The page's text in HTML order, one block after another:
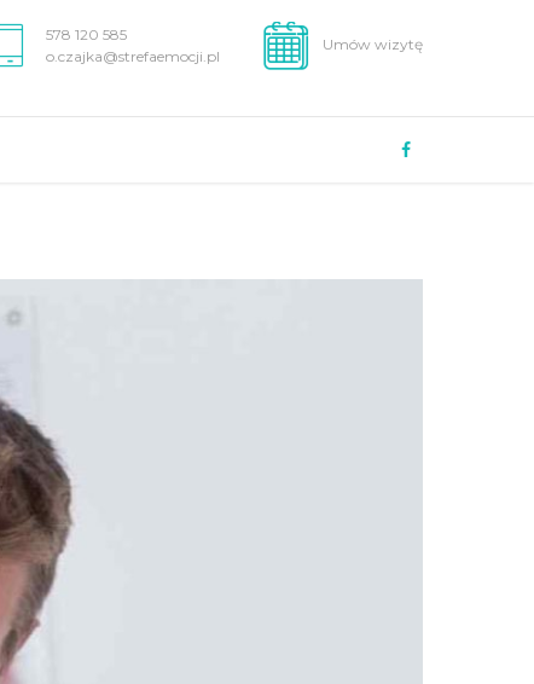
578 120 585
o.czajka@strefaemocji.pl
Umów wizytę